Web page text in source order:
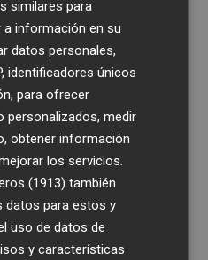
similares para
a información en su
datos personales,
identificadores únicos
para ofrecer
personalizados, medir
obtener información
los servicios.
(1913) también
datos para estos y
uso de datos de
y características